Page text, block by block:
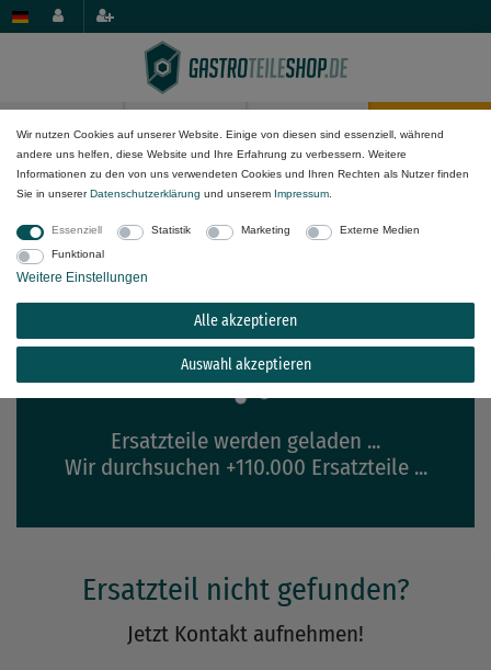
×
array_map(): Argument #2 ($array) must be of type
array, stdClass given
Passende Ersatzteile fürMKN
1363405-01
Ersatzteile werden geladen ...
Wir durchsuchen +110.000 Ersatzteile ...
Ersatzteil nicht gefunden?
Jetzt Kontakt aufnehmen!
Wir nutzen Cookies auf unserer Website. Einige von diesen sind essenziell, während
andere uns helfen, diese Website und Ihre Erfahrung zu verbessern. Weitere
Informationen zu den von uns verwendeten Cookies und Ihren Rechten als Nutzer finden
Sie in unsererDaten­schutz­erklärung und unserem Impressum
Essenziell Statistik Marketing
Externe Medien
Funktional
Weitere Einstellungen
Alle akzeptieren
Auswahl akzeptieren